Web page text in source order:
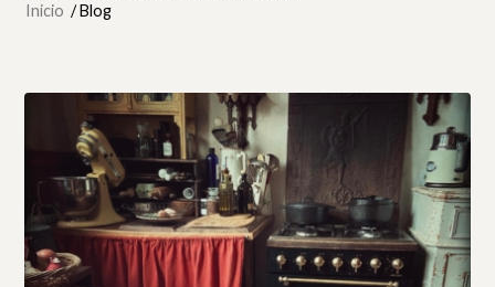
Inicio / Blog